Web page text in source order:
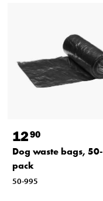
1290
Dog waste bags, 50-
pack
50-995